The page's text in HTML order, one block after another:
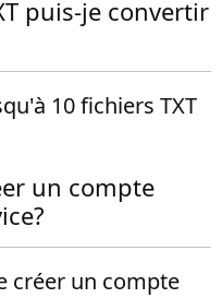
puis-je convertir
10 fichiers TXT
un compte
créer un compte